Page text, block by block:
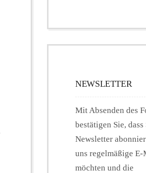
NEWSLETTER
Mit Absenden des
bestätigen Sie, dass
Newsletter
uns regelmäßige
möchten und die